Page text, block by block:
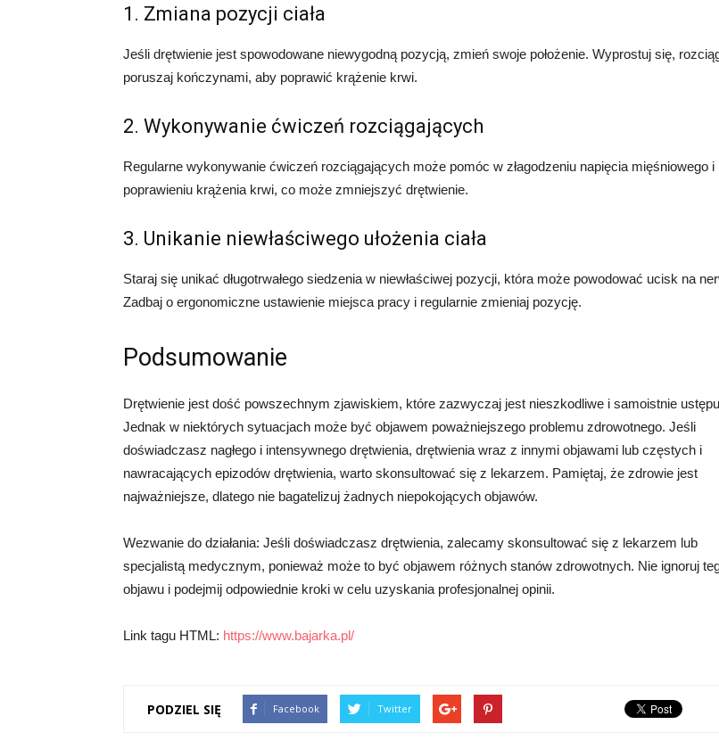
1. Zmiana pozycji ciała
Jeśli drętwienie jest spowodowane niewygodną pozycją, zmień swoje położenie. Wyprostuj się,
poruszaj kończynami, aby poprawić krążenie krwi.
2. Wykonywanie ćwiczeń rozciągających
Regularne wykonywanie ćwiczeń rozciągających może pomóc w złagodzeniu napięcia mięśniowego i
poprawieniu krążenia krwi, co może zmniejszyć drętwienie.
3. Unikanie niewłaściwego ułożenia ciała
Staraj się unikać długotrwałego siedzenia w niewłaściwej pozycji, która może powodować ucisk na
Zadbaj o ergonomiczne ustawienie miejsca pracy i regularnie zmieniaj pozycję.
Podsumowanie
Drętwienie jest dość powszechnym zjawiskiem, które zazwyczaj jest nieszkodliwe i samoistnie
Jednak w niektórych sytuacjach może być objawem poważniejszego problemu zdrowotnego. Jeśli
doświadczasz nagłego i intensywnego drętwienia, drętwienia wraz z innymi objawami lub częstych i
nawracających epizodów drętwienia, warto skonsultować się z lekarzem. Pamiętaj, że zdrowie jest
najważniejsze, dlatego nie bagatelizuj żadnych niepokojących objawów.
Wezwanie do działania: Jeśli doświadczasz drętwienia, zalecamy skonsultować się z lekarzem lub
specjalistą medycznym, ponieważ może to być objawem różnych stanów zdrowotnych. Nie ignoruj
objawu i podejmij odpowiednie kroki w celu uzyskania profesjonalnej opinii.
Link tagu HTML: https://www.bajarka.pl/
PODZIEL SIĘ Facebook Twitter